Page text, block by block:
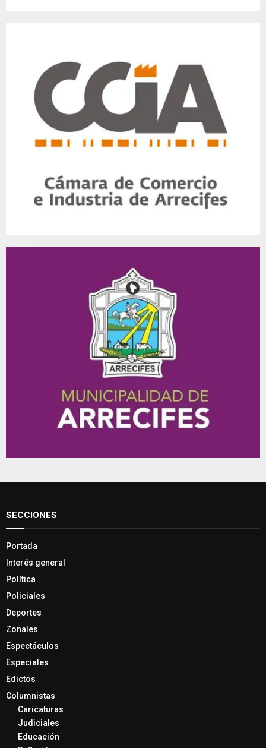
SECCIONES
Portada
Interés general
Política
Policiales
Deportes
Zonales
Espectáculos
Especiales
Edictos
Columnistas
Caricaturas
Judiciales
Educación